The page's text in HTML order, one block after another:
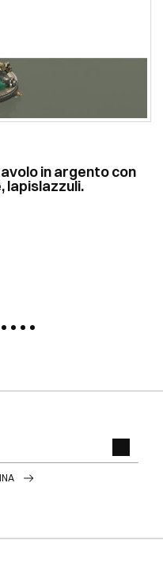
in argento con
lapislazzuli.